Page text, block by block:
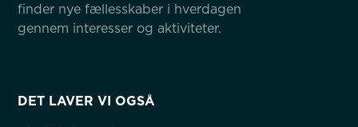
finder nye fællesskaber i hverdagen
gennem interesser og aktiviteter.
DET LAVER VI OGSÅ